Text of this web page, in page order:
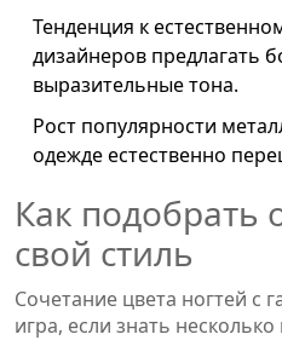
Тенденция к
дизайнеров предлагать
выразительные тона.
Рост популярности
одежде естественно
Как подобрать
свой стиль
Сочетание цвета ногтей с
игра, если знать